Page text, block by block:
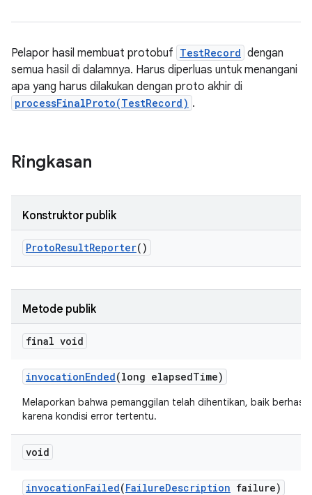
Pelapor hasil membuat protobuf TestRecord dengan
semua hasil di dalamnya. Harus diperluas untuk menangani
apa yang harus dilakukan dengan proto akhir di
processFinalProto(TestRecord) .
Ringkasan
Konstruktor publik
ProtoResultReporter()
Metode publik
final void
invocationEnded(long elapsedTime)
Melaporkan bahwa pemanggilan telah dihentikan, baik berhasil
karena kondisi error tertentu.
void
invocationFailed(FailureDescription failure)